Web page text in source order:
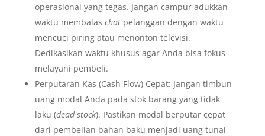
operasional yang tegas. Jangan campur adukkan
waktu membalas chatpelanggan dengan waktu
mencuci piring atau menonton televisi.
Dedikasikan waktu khusus agar Anda bisa fokus
melayani pembeli.
Perputaran Kas (Cash Flow) Cepat: Jangan timbun
uang modal Anda pada stok barang yang tidak
laku (dead stock). Pastikan modal berputar cepat
dari pembelian bahan baku menjadi uang tunai